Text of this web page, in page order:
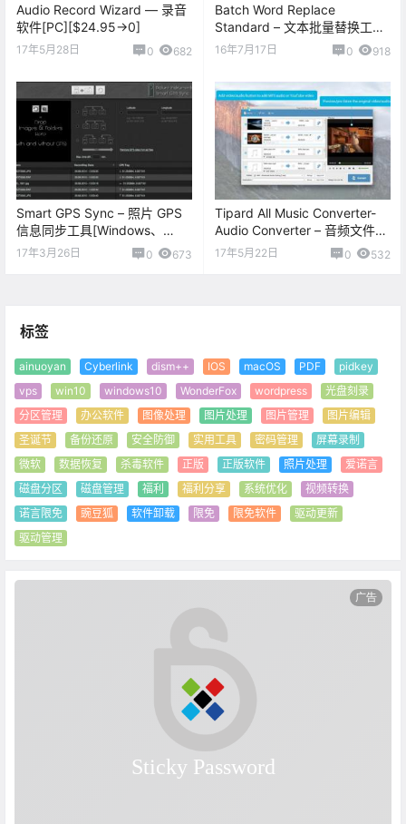
Audio Record Wizard — 录音
软件[PC][$24.95→0]
17年5月28日 0 682
Batch Word Replace
Standard – 文本批量替换工具
[Windows][$69→0]
16年7月17日 0 918
Smart GPS Sync – 照片 GPS
信息同步工具[Windows、
macOS][$25→0]
17年3月26日 0 673
Tipard All Music Converter-
Audio Converter – 音频文件转
换工具[macOS][￥98→0]
17年5月22日 0 532
标签
ainuoyan Cyberlink dism++ IOS macOS PDF
pidkey
vps
win10 windows10 WonderFox wordpress
光盘刻录
分区管理
办公软件 图像处理 图片处理 图片管理
图片编辑
圣诞节
备份还原 安全防御 实用工具 密码管理
屏幕录制
微软
数据恢复 杀毒软件 正版 正版软件 照片处理
爱诺言
磁盘分区
磁盘管理 福利 福利分享 系统优化
视频转换
诺言限免
豌豆狐 软件卸载 限免 限免软件
驱动更新
驱动管理